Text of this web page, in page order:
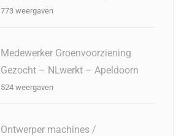
773 weergaven
Medewerker Groenvoorziening
Gezocht – NLwerkt – Apeldoorn
524 weergaven
Ontwerper machines /